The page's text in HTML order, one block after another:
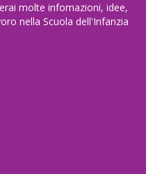
molte infomazioni, idee,
nella Scuola dell'Infanzia